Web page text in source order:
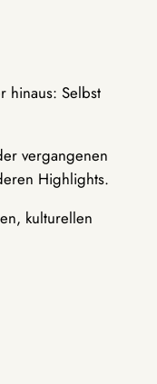
hinaus: Selbst
vergangenen
Highlights.
kulturellen